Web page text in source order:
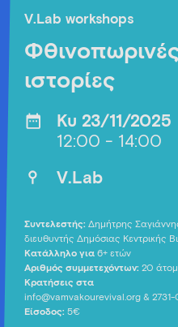
V.Lab workshops
ιστορίες
Κυ 23/11/2025
12:00 - 14:00
V.Lab
Συντελεστής: Δημήτρης
διευθυντής Δημόσιας Κεντρικής
Κατάλληλο για 6+ ετών
Αριθμός συμμετεχόντων: 20
Κρατήσεις στα
info@vamvakourevival.org &
Είσοδος: 5€